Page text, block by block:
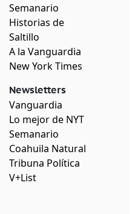
Semanario
Historias de
Saltillo
A la Vanguardia
New York Times
Newsletters
Vanguardia
Lo mejor de NYT
Semanario
Coahuila Natural
Tribuna Política
V+List